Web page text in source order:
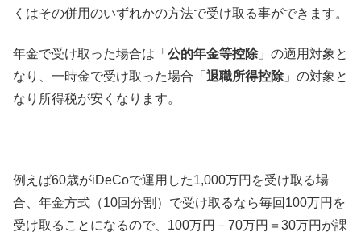
くはその併用のいずれかの方法で受け取る事ができます。
年金で受け取った場合は「 公的年金等控除」の適用対象と
なり、一時金で受け取った場合「 退職所得控除」の対象と
なり所得税が安くなります。
例えば60歳がiDeCoで運用した1,000万円を受け取る場
合、年金方式（10回分割）で受け取るなら毎回100万円を
受け取ることになるので、100万円－70万円＝30万円が課